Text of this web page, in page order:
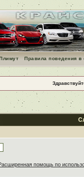
Правила поведения
помощь по